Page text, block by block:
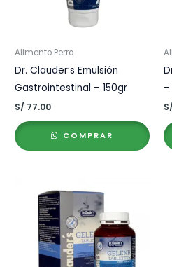
Alimento Perro
Dr. Clauder’s Emulsión
Gastrointestinal – 150gr
S/ 77.00
COMPRAR
–
S/